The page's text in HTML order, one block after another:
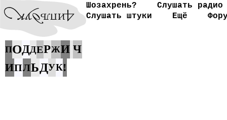
Шозахрень?
Слушать радио
Слушать штуки
Ещё
ПОДДЕРЖИ Ч
ИПЛЬДУК!